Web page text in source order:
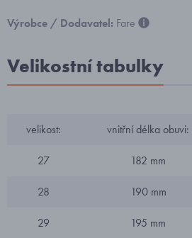
Výrobce / Dodavatel: Fare
Velikostní tabulky
velikost: vnitřní délka obuvi:
27 182 mm
28 190 mm
29 195 mm